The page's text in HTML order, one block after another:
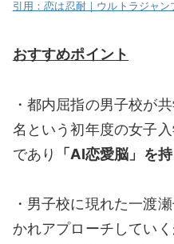
引用：恋は忍耐｜ウルトラジャン
おすすめポイント
・都内屈指の男子校が
名という初年度の女子
であり
「AI恋愛脳」を
・男子校に現れた一渡
かれアプローチしていく